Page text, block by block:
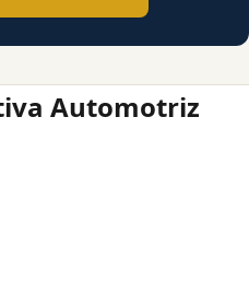
Automotriz